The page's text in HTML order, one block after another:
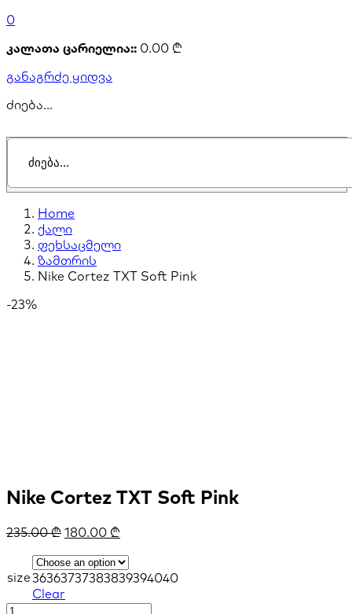
0
კალათა ცარიელია:: 0.00 ₾
განაგრძე ყიდვა
ძიება...
Home
ქალი
ფეხსაცმელი
ზამთრის
Nike Cortez TXT Soft Pink
-23%
Nike Cortez TXT Soft Pink
235.00₾ 180.00 ₾
size36363737383839394040
Clear
Nike